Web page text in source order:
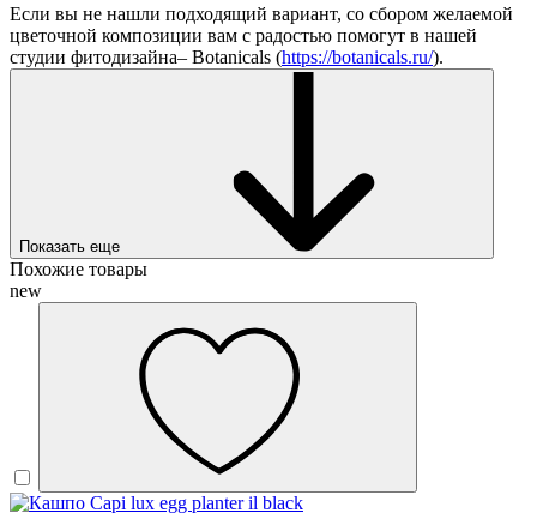
Если вы не нашли подходящий вариант, со сбором желаемой
цветочной композиции вам с радостью помогут в нашей
студии фитодизайна– Botanicals (https://botanicals.ru/).
Показать еще
Похожие товары
new